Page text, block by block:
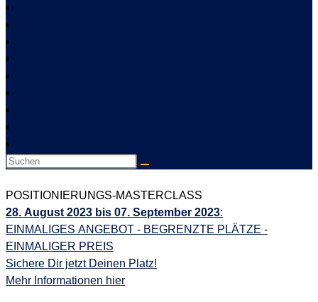
POSITIONIERUNGS-MASTERCLASS
28. August 2023 bis 07. September 2023:
EINMALIGES ANGEBOT - BEGRENZTE PLÄTZE -
EINMALIGER PREIS
Sichere Dir jetzt Deinen Platz!
Mehr Informationen hier